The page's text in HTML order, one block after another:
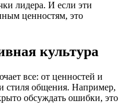
лидера. И если эти
ценностям, это
культура
все: от ценностей и
стиля общения. Например,
обсуждать ошибки, это